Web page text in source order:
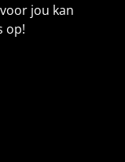
jou kan
op!